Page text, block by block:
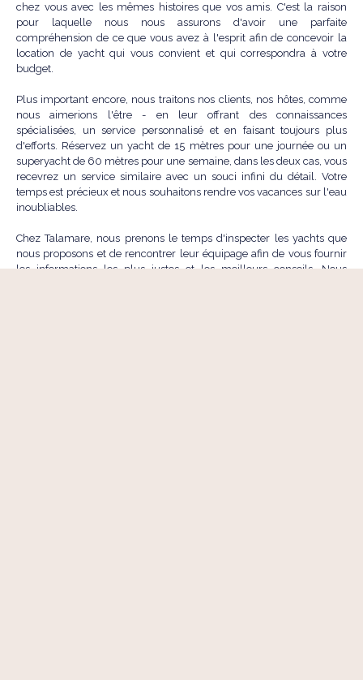
chez vous avec les mêmes histoires que vos amis. C'est la raison
pour laquelle nous nous assurons d'avoir une parfaite
compréhension de ce que vous avez à l'esprit afin de concevoir la
location de yacht qui vous convient et qui correspondra à votre
budget.
Plus important encore, nous traitons nos clients, nos hôtes, comme
nous aimerions l'être - en leur offrant des connaissances
spécialisées, un service personnalisé et en faisant toujours plus
d'efforts. Réservez un yacht de 15 mètres pour une journée ou un
superyacht de 60 mètres pour une semaine, dans les deux cas, vous
recevrez un service similaire avec un souci infini du détail. Votre
temps est précieux et nous souhaitons rendre vos vacances sur l'eau
inoubliables.
Chez Talamare, nous prenons le temps d'inspecter les yachts que
nous proposons et de rencontrer leur équipage afin de vous fournir
les informations les plus justes et les meilleurs conseils. Nous